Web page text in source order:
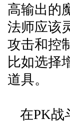
高输出的
法师应该
攻击和控
比如选择
道具。
在PK战